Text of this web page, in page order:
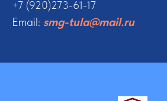
+7 (920)273-61-17
Email: smg-tula@mail.ru